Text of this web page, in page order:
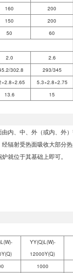
160 200
150 200
50 60
2.0 2.6
302.8 293/345
5.3×2.8×2.75
13.6 15
内、中、外（或内、外
辐射受热面吸收大部分
就位于其基础上即可。
YY(Q)L(W)-
12000Y(Q)
1000